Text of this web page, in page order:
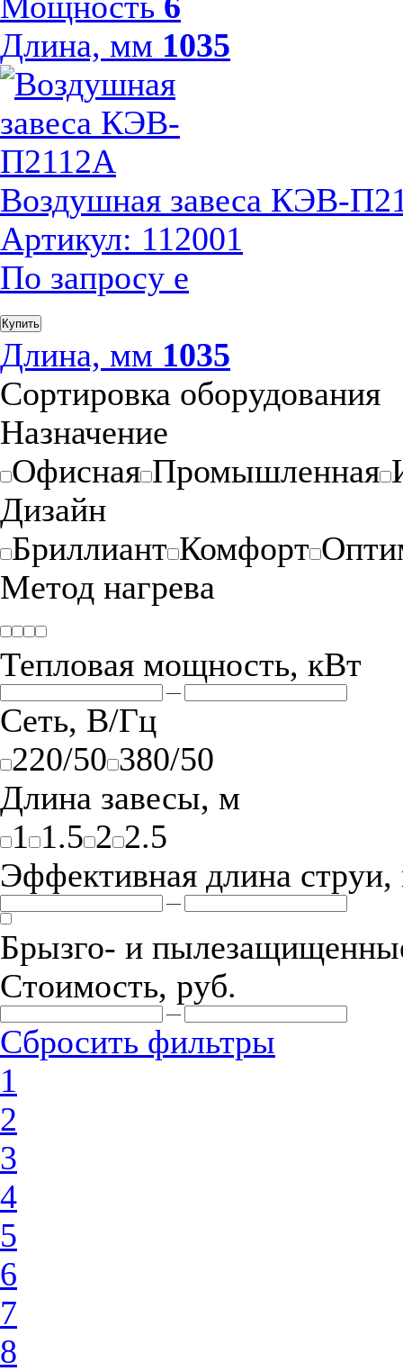
Длина, мм 1035
Воздушная завеса КЭВ-
Артикул: 112001
По запросу е
Купить
Длина, мм 1035
Сортировка оборудования
Назначение
Офисная Промышленная
Дизайн
Бриллиант Комфорт
Метод нагрева
Тепловая мощность, кВт
—
Сеть, В/Гц
220/50 380/50
Длина завесы, м
1 1.5 2 2.5
Эффективная длина
—
Брызго- и
Стоимость, руб.
—
Сбросить фильтры
1
2
3
4
5
6
7
8